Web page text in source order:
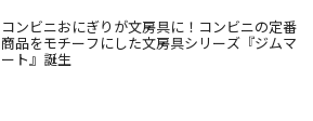
コンビニおにぎりが文房具に！コンビニの定番
商品をモチーフにした文房具シリーズ『ジムマ
ート』誕生